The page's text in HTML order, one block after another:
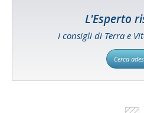
L'Esperto
I consigli di Terra e
Cerca